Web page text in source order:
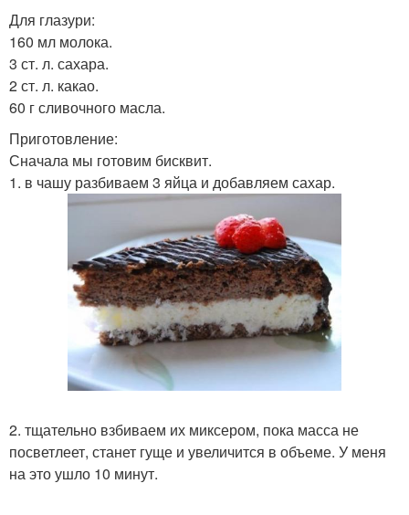
Для глазури:
160 мл молока.
3 ст. л. сахара.
2 ст. л. какао.
60 г сливочного масла.
Приготовление:
Сначала мы готовим бисквит.
1. в чашу разбиваем 3 яйца и добавляем сахар.
2. тщательно взбиваем их миксером, пока масса не
посветлеет, станет гуще и увеличится в объеме. У меня
на это ушло 10 минут.